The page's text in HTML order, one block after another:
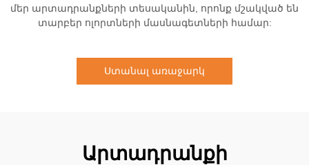
մեր արտադրանքների տեսականին, որոնք մշակված են
տարբեր ոլորտների մասնագետների համար:
Ստանալ առաջարկ
Արտադրանքի